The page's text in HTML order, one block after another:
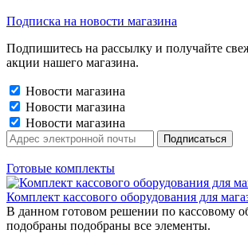
Подписка на новости магазина
Подпишитесь на рассылку и получайте
акции нашего магазина.
Новости магазина
Новости магазина
Новости магазина
Готовые комплекты
Комплект кассового оборудования для
В данном готовом решении по кассовому
подобраны подобраны все элементы.